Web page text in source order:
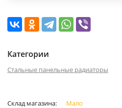
Категории
Стальные панельные радиаторы
Склад магазина: Мало